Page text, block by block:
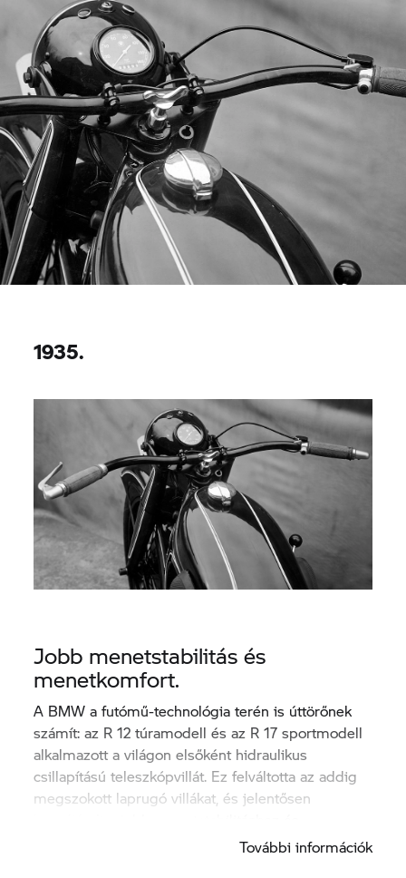
1935.
Jobb menetstabilitás és
menetkomfort.
A BMW a futómű-technológia terén is úttörőnek
számít: az R 12 túramodell és az R 17 sportmodell
alkalmazott a világon elsőként hidraulikus
csillapítású teleszkópvillát. Ez felváltotta az addig
megszokott laprugó villákat, és jelentősen
További információk